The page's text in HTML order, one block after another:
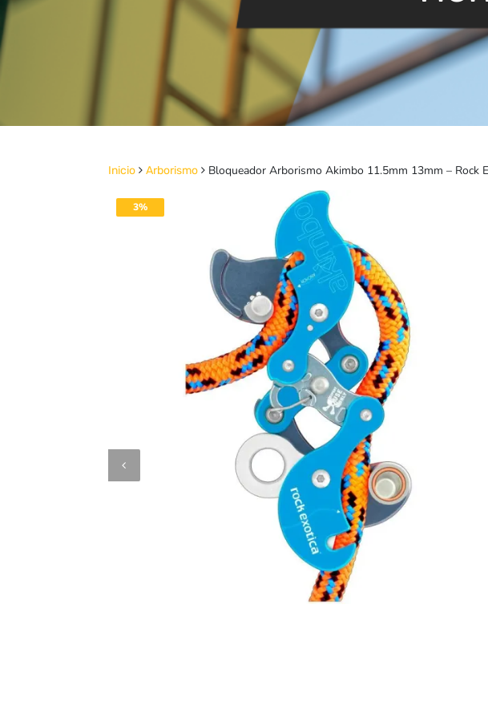
Inicio Arborismo Bloqueador Arborismo Akimbo 11.5mm 13mm – Rock
3%